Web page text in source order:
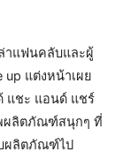
าแฟนคลับและผู้
up แต่งหน้าเผย
แชะ แอนด์ แชร์
พผลิตภัณฑ์สนุกๆ ที่
ผลิตภัณฑ์ไป